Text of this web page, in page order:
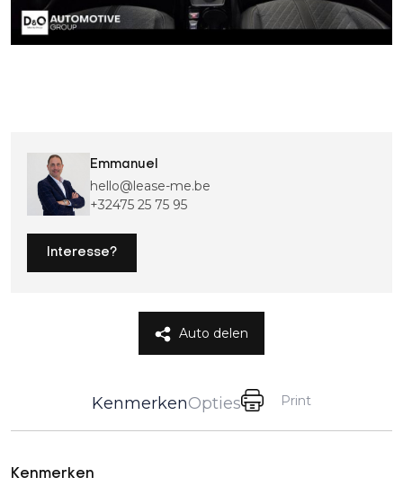
Emmanuel
hello@lease-me.be
+32475 25 75 95
Interesse?
Auto delen
KenmerkenOpties Print
Kenmerken